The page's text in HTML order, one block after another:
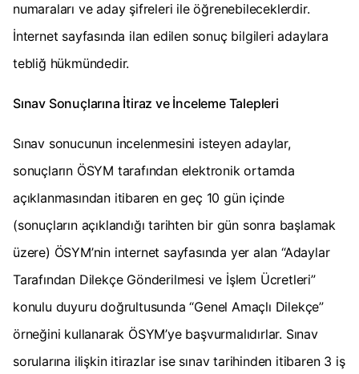
numaraları ve aday şifreleri ile öğrenebileceklerdir.
İnternet sayfasında ilan edilen sonuç bilgileri adaylara
tebliğ hükmündedir.
Sınav Sonuçlarına İtiraz ve İnceleme Talepleri
Sınav sonucunun incelenmesini isteyen adaylar,
sonuçların ÖSYM tarafından elektronik ortamda
açıklanmasından itibaren en geç 10 gün içinde
(sonuçların açıklandığı tarihten bir gün sonra başlamak
üzere) ÖSYM’nin internet sayfasında yer alan “Adaylar
Tarafından Dilekçe Gönderilmesi ve İşlem Ücretleri”
konulu duyuru doğrultusunda “Genel Amaçlı Dilekçe”
örneğini kullanarak ÖSYM’ye başvurmalıdırlar. Sınav
sorularına ilişkin itirazlar ise sınav tarihinden itibaren 3 iş